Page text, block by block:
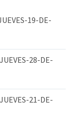
19-DE-
28-DE-
21-DE-